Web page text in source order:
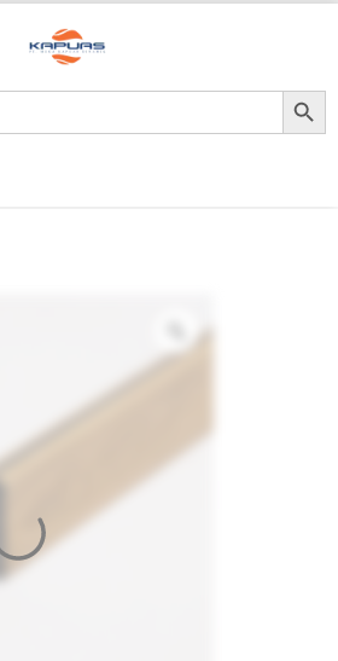
Search Button